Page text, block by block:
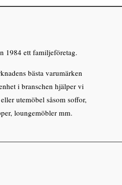
1984 ett familjeföretag.
bästa varumärken
i branschen hjälper vi
utemöbel såsom soffor,
loungemöbler mm.